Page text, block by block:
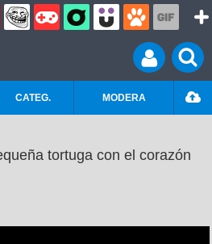
CATEG. MODERA
tortuga con el corazón